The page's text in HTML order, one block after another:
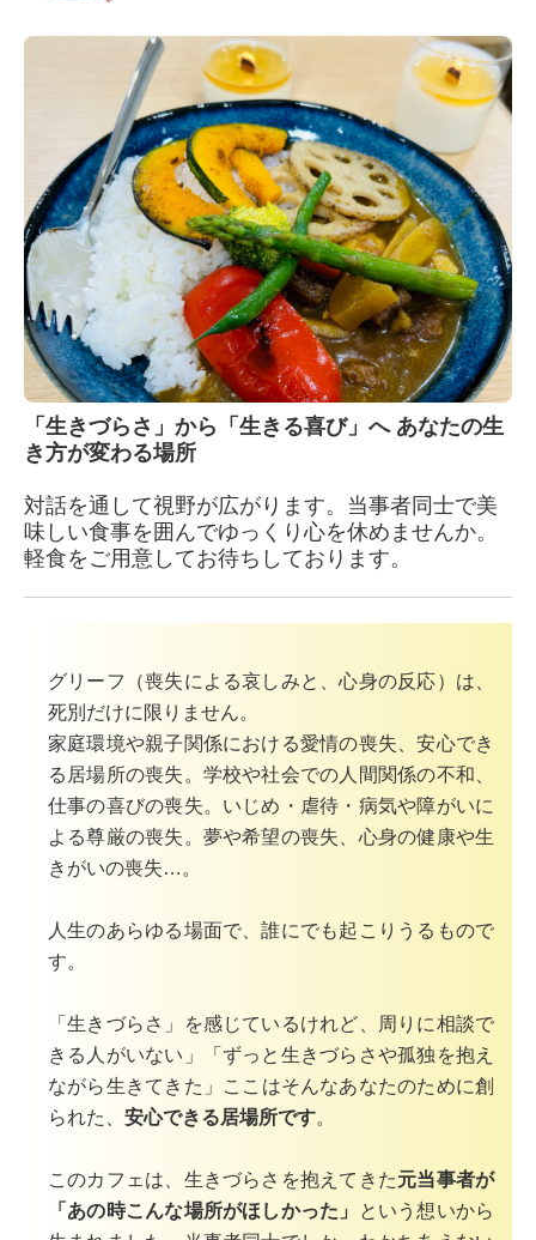
「生きづらさ」から「生きる喜び」へ あなたの生
き方が変わる場所
対話を通して視野が広がります。当事者同士で美
味しい食事を囲んでゆっくり心を休めませんか。
軽食をご用意してお待ちしております。
グリーフ（喪失による哀しみと、心身の反応）は、
死別だけに限りません。
家庭環境や親子関係における愛情の喪失、安心でき
る居場所の喪失。学校や社会での人間関係の不和、
仕事の喜びの喪失。いじめ・虐待・病気や障がいに
よる尊厳の喪失。夢や希望の喪失、心身の健康や生
きがいの喪失…。
人生のあらゆる場面で、誰にでも起こりうるもので
す。
「生きづらさ」を感じているけれど、周りに相談で
きる人がいない」「ずっと生きづらさや孤独を抱え
ながら生きてきた」
ここはそんなあなたのために創
られた、 安心できる居場所です。
このカフェは、生きづらさを抱えてきた元当事者が
「あの時こんな場所がほしかった」
という想いから